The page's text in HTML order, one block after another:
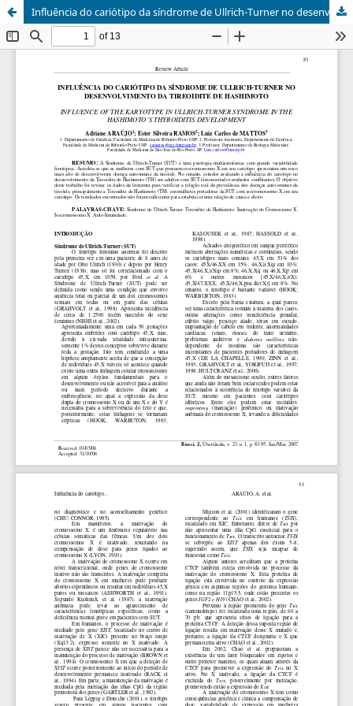
Influência do cariótipo da síndrome de Ullrich-Turner no desenvolvimento da Tireoidite Hashimoto